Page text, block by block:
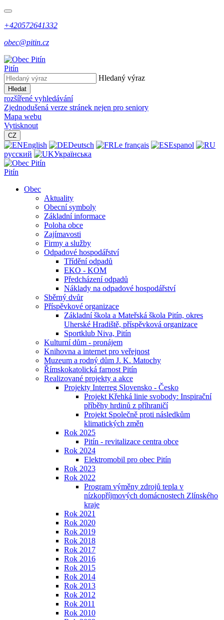
+420572641332
obec@pitin.cz
Pitín
Hledaný výraz
Hledat
rozšířené vyhledávání
Zjednodušená verze stránek nejen pro seniory
Mapa webu
Vytisknout
CZ
English Deutsch Le français
Espanol
русский
Українська
Pitín
Obec
Aktuality
Obecní symboly
Základní informace
Poloha obce
Zajímavosti
Firmy a služby
Odpadové hospodářství
Třídění odpadů
EKO - KOM
Předcházení odpadů
Náklady na odpadové hospodářství
Sběrný dvůr
Příspěvkové organizace
Základní škola a Mateřská škola Pitín, okres
Uherské Hradiště, příspěvková organizace
Sportklub Niva, Pitín
Kulturní dům - pronájem
Knihovna a internet pro veřejnost
Muzeum a rodný dům J. K. Matochy
Římskokatolická farnost Pitín
Realizované projekty a akce
Projekty Interreg Slovensko - Česko
Projekt Křehká linie svobody: Inspirační
příběhy hrdinů z příhraničí
Projekt Společně proti následkům
klimatických změn
Rok 2025
Pitín - revitalizace centra obce
Rok 2024
Elektromobil pro obec Pitín
Rok 2023
Rok 2022
Program výměny zdrojů tepla v
nízkopříjmových domácnostech Zlínského
kraje
Rok 2021
Rok 2020
Rok 2019
Rok 2018
Rok 2017
Rok 2016
Rok 2015
Rok 2014
Rok 2013
Rok 2012
Rok 2011
Rok 2010